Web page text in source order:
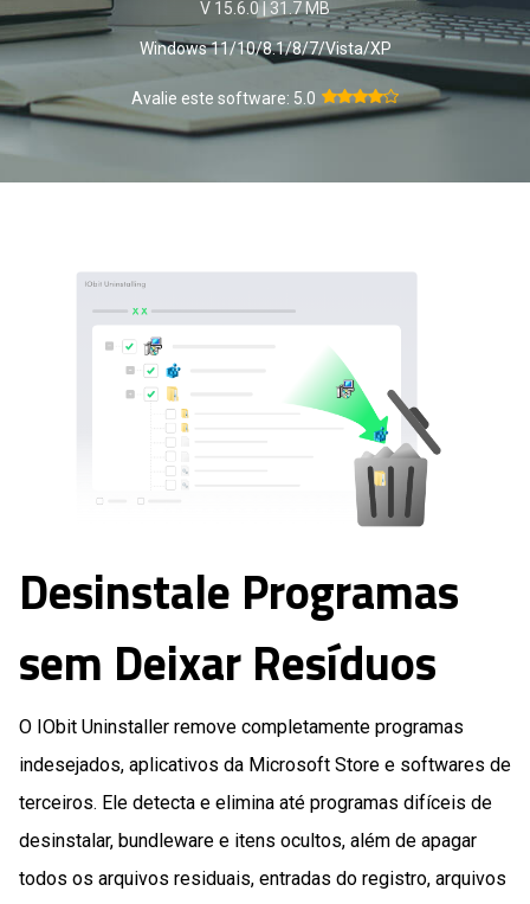
V 15.6.0 | 31.7 MB
Windows 11/10/8.1/8/7/Vista/XP
Avalie este software: 5.0
Desinstale Programas
sem Deixar Resíduos
O IObit Uninstaller remove completamente programas
indesejados, aplicativos da Microsoft Store e softwares de
terceiros. Ele detecta e elimina até programas difíceis de
desinstalar, bundleware e itens ocultos, além de apagar
todos os arquivos residuais, entradas do registro, arquivos